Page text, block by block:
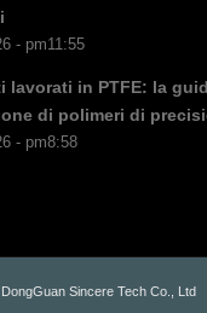
- pm11:55
lavorati in PTFE: la
di polimeri di
- pm8:58
Sincere Tech Co., Ltd